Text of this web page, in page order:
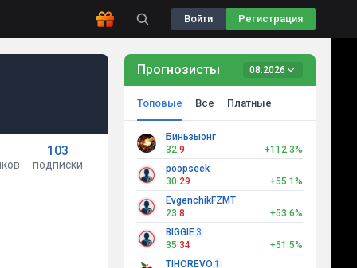
Войти Регистрация
103
подписки
Прогнозисты 08.2026
Топовые Все Платные
Биньзыонг
32 9
+112.3%
poopseek
30 29
+55.1%
EvgenchikFZMT
23 8
+53.6%
BIGGIE 3
35 34
+51.5%
TIHOREVO 1